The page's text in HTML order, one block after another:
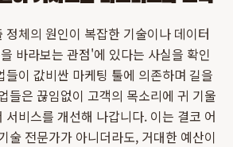
정체의 원인이 복잡한 기술이나 데이터
바라보는 관점'에 있다는 사실을 확인
들이 값비싼 마케팅 툴에 의존하며 길을
들은 끊임없이 고객의 목소리에 귀 기울
서비스를 개선해 나갑니다. 이는 결코 어
술 전문가가 아니더라도, 거대한 예산이